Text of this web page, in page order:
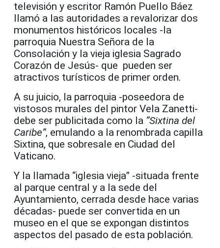
televisión y escritor Ramón Puello Báez
llamó a las autoridades a revalorizar dos
monumentos históricos locales -la
parroquia Nuestra Señora de la
Consolación y la vieja iglesia Sagrado
Corazón de Jesús- que pueden ser
atractivos turísticos de primer orden.
A su juicio, la parroquia -poseedora de
vistosos murales del pintor Vela Zanetti-
debe ser publicitada como la “Sixtina del
Caribe”, emulando a la renombrada capilla
Sixtina, que sobresale en Ciudad del
Vaticano.
Y la llamada “iglesia vieja” -situada frente
al parque central y a la sede del
Ayuntamiento, cerrada desde hace varias
décadas- puede ser convertida en un
museo en el que se expongan distintos
aspectos del pasado de esta población.